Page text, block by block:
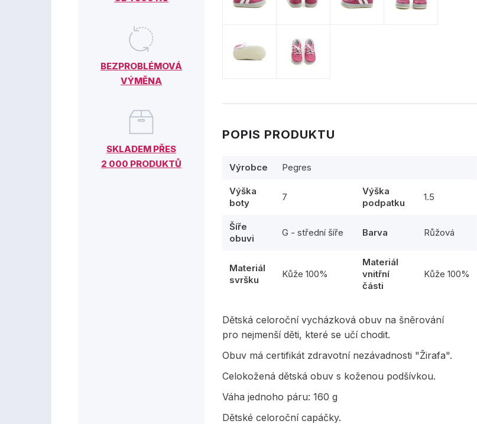
BEZPROBLÉMOVÁ
VÝMĚNA
SKLADEM PŘES
2 000 PRODUKTŮ
POPIS PRODUKTU
Výrobce Pegres
Výška
boty
7
Výška
podpatku
1.5
Šíře
obuvi
G - střední šíře Barva Růžová
Materiál
svršku
Kůže 100%
Materiál
vnitřní
části
Kůže 100%
Dětská celoroční vycházková obuv na šněrování
pro nejmenší děti, které se učí chodit.
Obuv má certifikát zdravotní nezávadnosti "Žirafa".
Celokožená dětská obuv s koženou podšívkou.
Váha jednoho páru: 160 g
Dětské celoroční capáčky.